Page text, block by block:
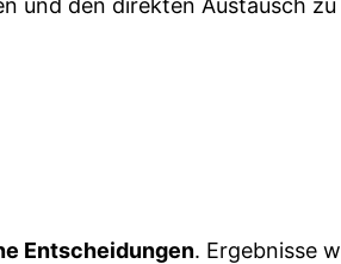
und den direkten Austausch
Entscheidungen. Ergebnisse